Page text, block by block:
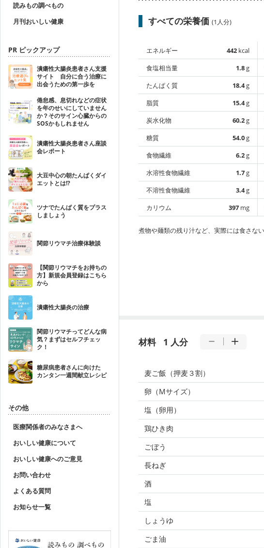
読みもの調べもの
月刊おいしい健康
PR ピックアップ
潰瘍性大腸炎患者さん支援
サイト 自分に合う治療に
出会うための第一歩を
倦怠感、息切れなどの症状
を年のせいにしていません
か？そのサイン心臓からの
SOSかもしれません
潰瘍性大腸炎患者さん座談
会レポート
大豆中心の朝たんぱくダイ
エットとは!?
ツナでたんぱく質をプラス
しましょう
関節リウマチ治療体験談
【関節リウマチをお持ちの
方】新規会員登録はこちら
から
潰瘍性大腸炎の治療
関節リウマチってどんな病
気？まずはセルフチェッ
ク！
糖尿病患者さんに向けた
カンタン一週間献立レシピ
その他
医療関係者のみなさまへ
おいしい健康について
おいしい健康へのご意見
お問い合わせ
よくある質問
お知らせ一覧
すべての栄養価 (1人分)
エネルギー 442 kcal
食塩相当量
1.8g
たんぱく質
18.4g
脂質
15.4g
炭水化物
60.2g
糖質
54.0g
食物繊維
6.2g
水溶性食物繊維
1.7g
不溶性食物繊維
3.4g
カリウム
397 mg
煮物や麺類の残り汁など、実際には食さな
材料 1 人分
麦ご飯（押麦３割）
卵（Mサイズ）
塩（卵用）
鶏ひき肉
ごぼう
長ねぎ
酒
塩
しょうゆ
ごま油